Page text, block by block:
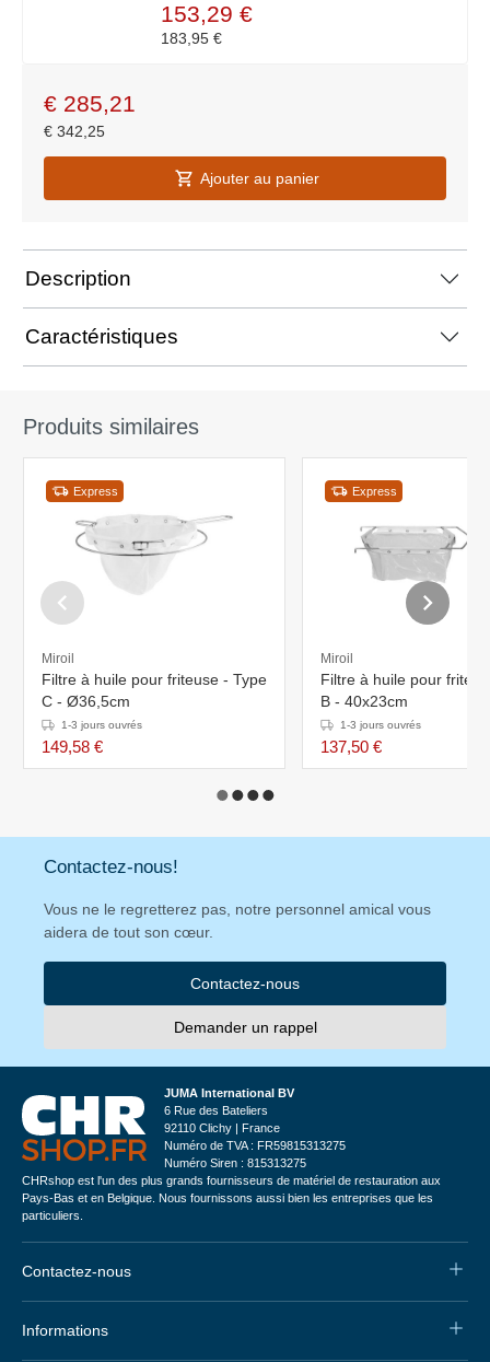
153,29 €
183,95 €
€ 285,21
€ 342,25
Ajouter au panier
Description
Caractéristiques
Produits similaires
Express
Miroil
Filtre à huile pour friteuse - Type
C - Ø36,5cm
1-3 jours ouvrés
149,58 €
Express
Miroil
Filtre à huile pour
B - 40x23cm
1-3 jours ouvrés
137,50 €
Contactez-nous!
Vous ne le regretterez pas, notre personnel amical vous
aidera de tout son cœur.
Contactez-nous
Demander un rappel
JUMA International BV
6 Rue des Bateliers
92110 Clichy | France
Numéro de TVA : FR59815313275
Numéro Siren : 815313275
CHRshop est l'un des plus grands fournisseurs de matériel de restauration aux
Pays-Bas et en Belgique. Nous fournissons aussi bien les entreprises que les
particuliers.
Contactez-nous
Informations